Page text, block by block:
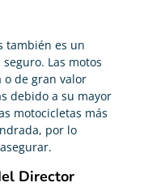
también es un
Las motos
de gran valor
debido a su mayor
motocicletas más
por lo
Director